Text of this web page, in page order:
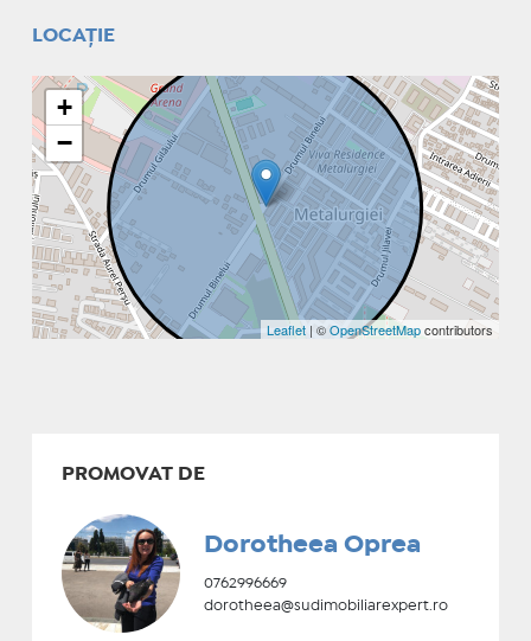
LOCAȚIE
+
−
Leaflet | ©OpenStreetMapcontributors
PROMOVAT DE
Dorotheea Oprea
0762996669
dorotheea@sudimobiliarexpert.ro